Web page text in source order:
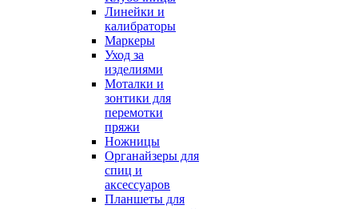
Линейки и
калибраторы
Маркеры
Уход за
изделиями
Моталки и
зонтики для
перемотки
пряжи
Ножницы
Органайзеры для
спиц и
аксессуаров
Планшеты для